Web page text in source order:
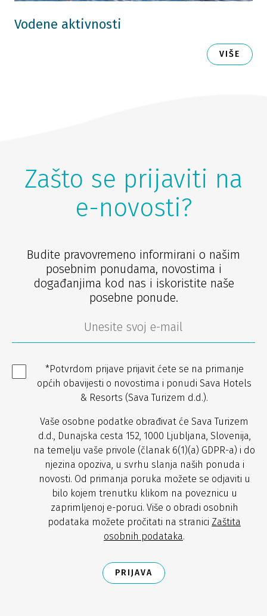
Vodene aktivnosti
VIŠE
Zašto se prijaviti na
e-novosti?
Budite pravovremeno informirani o našim
posebnim ponudama, novostima i
događanjima kod nas i iskoristite naše
posebne ponude.
*Potvrdom prijave prijavit ćete se na primanje
općih obavijesti o novostima i ponudi Sava Hotels
& Resorts (Sava Turizem d.d.).
Vaše osobne podatke obrađivat će Sava Turizem
d.d., Dunajska cesta 152, 1000 Ljubljana, Slovenija,
na temelju vaše privole (članak 6(1)(a) GDPR-a) i do
njezina opoziva, u svrhu slanja naših ponuda i
novosti. Od primanja poruka možete se odjaviti u
bilo kojem trenutku klikom na poveznicu u
zaprimljenoj e-poruci. Više o obradi osobnih
podataka možete pročitati na stranici Zaštita
osobnih podataka.
PRIJAVA